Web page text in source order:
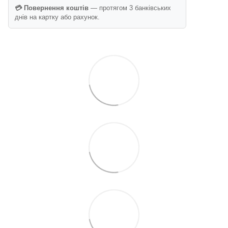
💳 Повернення коштів — протягом 3 банківських
днів на картку або рахунок.